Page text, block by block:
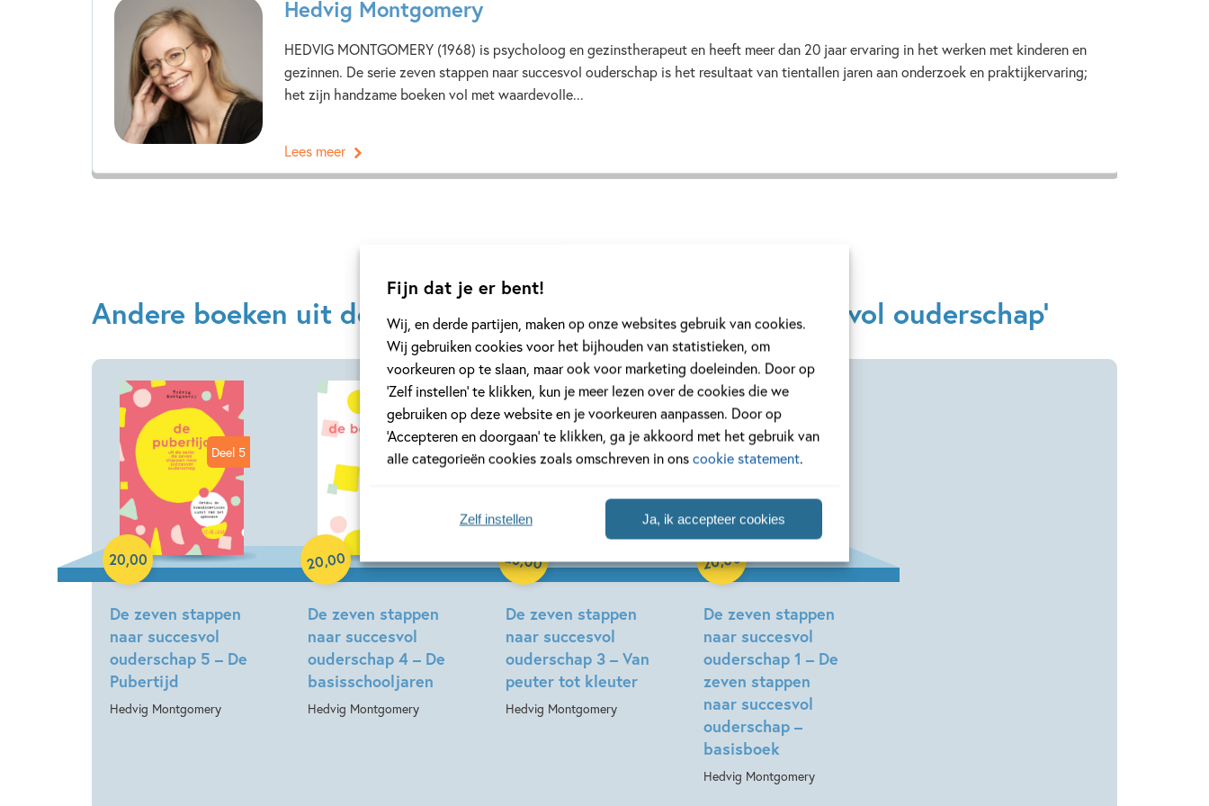
Fijn dat je er bent!
Wij, en derde partijen, maken op onze websites gebruik van cookies.
Wij gebruiken cookies voor het bijhouden van statistieken, om
voorkeuren op te slaan, maar ook voor marketing doeleinden. Door op
‘Zelf instellen’ te klikken, kun je meer lezen over de cookies die we
gebruiken op deze website en je voorkeuren aanpassen. Door op
‘Accepteren en doorgaan’ te klikken, ga je akkoord met het gebruik van
alle categorieën cookies zoals omschreven in onscookie statement.
Ja, ik accepteer cookies
Zelf instellen
Hedvig Montgomery
HEDVIG MONTGOMERY (1968) is psycholoog en gezinstherapeut en heeft meer dan 20 jaar ervaring in het werken met kinderen en
gezinnen. De serie zeven stappen naar succesvol ouderschap is het resultaat van tientallen jaren aan onderzoek en praktijkervaring;
het zijn handzame boeken vol met waardevolle...
Lees meer
Andere boeken uit de serie 'De zeven stappen naar succesvol ouderschap'
Deel 5
De zeven stappen
naar succesvol
ouderschap 5 – De
Pubertijd
Hedvig Montgomery
20,00
Hardcover
Deel 4
De zeven stappen
naar succesvol
ouderschap 4 – De
basisschooljaren
Hedvig Montgomery
20,00
Hardcover
Deel 3
De zeven stappen
naar succesvol
ouderschap 3 – Van
peuter tot kleuter
Hedvig Montgomery
20,00
De zeven stappen
naar succesvol
ouderschap 1 – De
zeven stappen
naar succesvol
ouderschap –
basisboek
Hedvig Montgomery
20,00
Hardcover